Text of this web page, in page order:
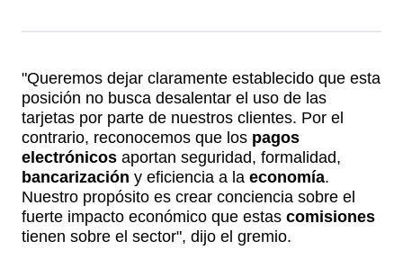
"Queremos dejar claramente establecido que esta
posición no busca desalentar el uso de las
tarjetas por parte de nuestros clientes. Por el
contrario, reconocemos que los pagos
electrónicos aportan seguridad, formalidad,
bancarización y eficiencia a la economía.
Nuestro propósito es crear conciencia sobre el
fuerte impacto económico que estas comisiones
tienen sobre el sector", dijo el gremio.